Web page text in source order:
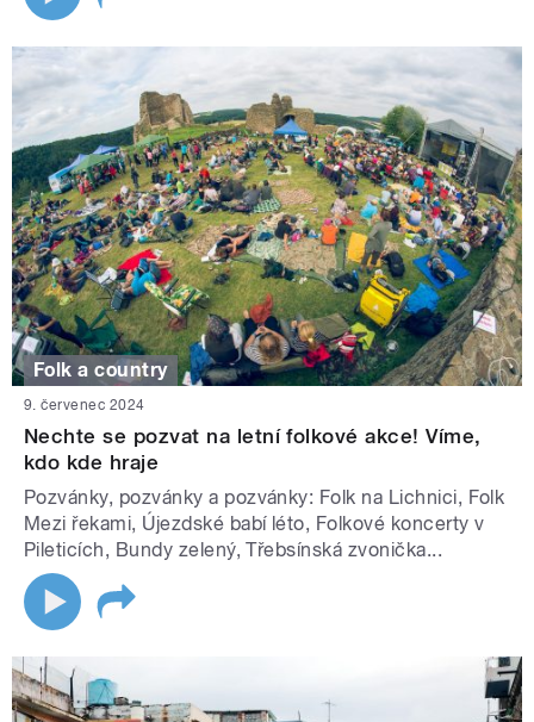
Folk a country
9. červenec 2024
Nechte se pozvat na letní folkové akce! Víme,
kdo kde hraje
Pozvánky, pozvánky a pozvánky: Folk na Lichnici, Folk
Mezi řekami, Újezdské babí léto, Folkové koncerty v
Pileticích, Bundy zelený, Třebsínská zvonička...